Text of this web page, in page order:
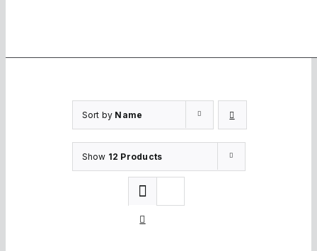
Sort by Name
Show 12 Products